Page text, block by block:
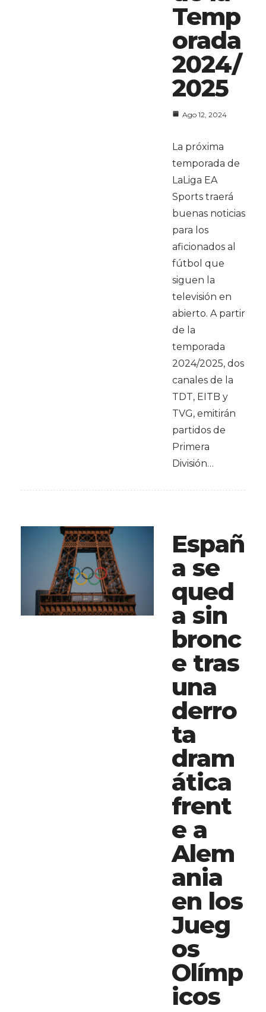
Temp
orada
2024/
2025
Ago 12, 2024
La próxima
temporada de
LaLiga EA
Sports traerá
buenas noticias
para los
aficionados al
fútbol que
siguen la
televisión en
abierto. A partir
de la
temporada
2024/2025, dos
canales de la
TDT, EITB y
TVG, emitirán
partidos de
Primera
División…
Españ
a se
qued
a sin
bronc
e tras
una
derro
ta
dram
ática
frent
e a
Alem
ania
en los
Jueg
os
Olímp
icos